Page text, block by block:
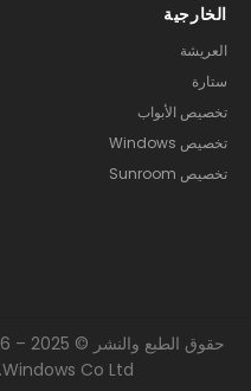
الخارجية
العريشة
ستارة
تخصيص الأبواب
تخصيص Windows
تخصيص Sunroom
Windows Co Ltd. جميع الحقوق محفوظة.